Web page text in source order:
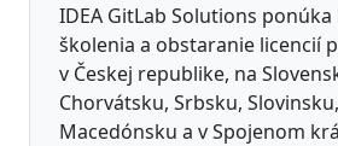
IDEA GitLab Solutions
školenia a obstaranie licencií
v Českej republike, na
Chorvátsku, Srbsku,
Macedónsku a v Spojenom